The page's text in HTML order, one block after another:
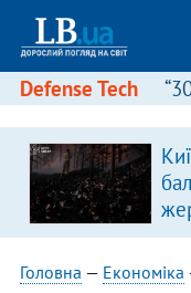
Defense Tech
Головна — Економіка